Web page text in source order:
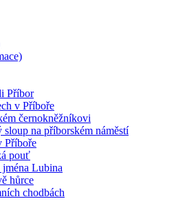
Příbor
v Příboře
černokněžníkovi
sloup na příborském náměstí
Příboře
pouť
Lubina
hůrce
chodbách